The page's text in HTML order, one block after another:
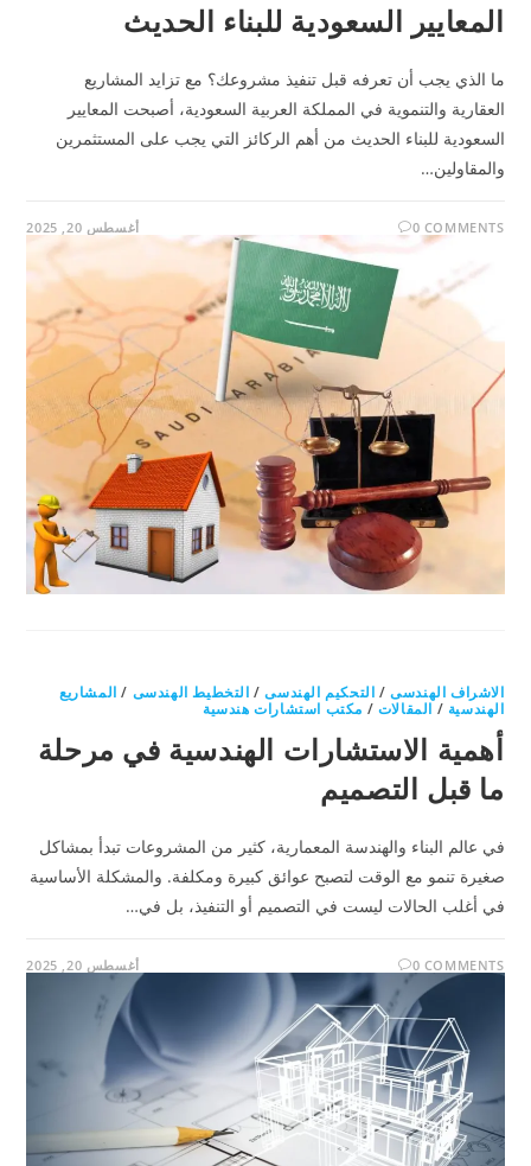
المعايير السعودية للبناء الحديث
ما الذي يجب أن تعرفه قبل تنفيذ مشروعك؟ مع تزايد المشاريع
العقارية والتنموية في المملكة العربية السعودية، أصبحت المعايير
السعودية للبناء الحديث من أهم الركائز التي يجب على المستثمرين
والمقاولين…
0 COMMENTS أغسطس 20, 2025
الاشراف الهندسى/ التحكيم الهندسى/ التخطيط الهندسى / المشاريع
الهندسية / المقالات / مكتب استشارات هندسية
أهمية الاستشارات الهندسية في مرحلة
ما قبل التصميم
في عالم البناء والهندسة المعمارية، كثير من المشروعات تبدأ بمشاكل
صغيرة تنمو مع الوقت لتصبح عوائق كبيرة ومكلفة. والمشكلة الأساسية
في أغلب الحالات ليست في التصميم أو التنفيذ، بل في…
0 COMMENTS أغسطس 20, 2025